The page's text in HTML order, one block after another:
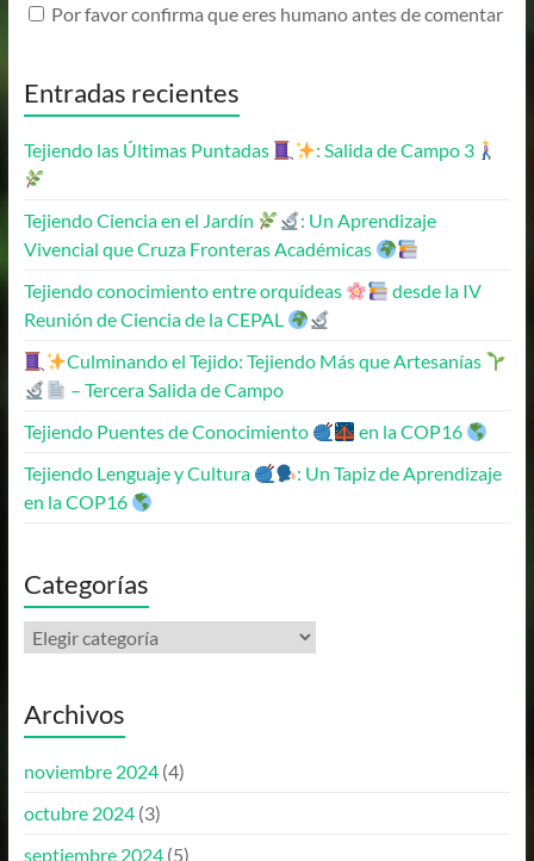
Por favor confirma que eres humano antes de comentar
Entradas recientes
Tejiendo las Últimas Puntadas : Salida de Campo 3
Tejiendo Ciencia en el Jardín
: Un Aprendizaje
Vivencial que Cruza Fronteras Académicas
Tejiendo conocimiento entre orquídeas
desde la IV
Reunión de Ciencia de la CEPAL
Culminando el Tejido: Tejiendo Más que Artesanías
– Tercera Salida de Campo
Tejiendo Puentes de Conocimiento
en la COP16
Tejiendo Lenguaje y Cultura
: Un Tapiz de Aprendizaje
en la COP16
Categorías
Archivos
noviembre 2024(4)
octubre 2024(3)
septiembre 2024(5)